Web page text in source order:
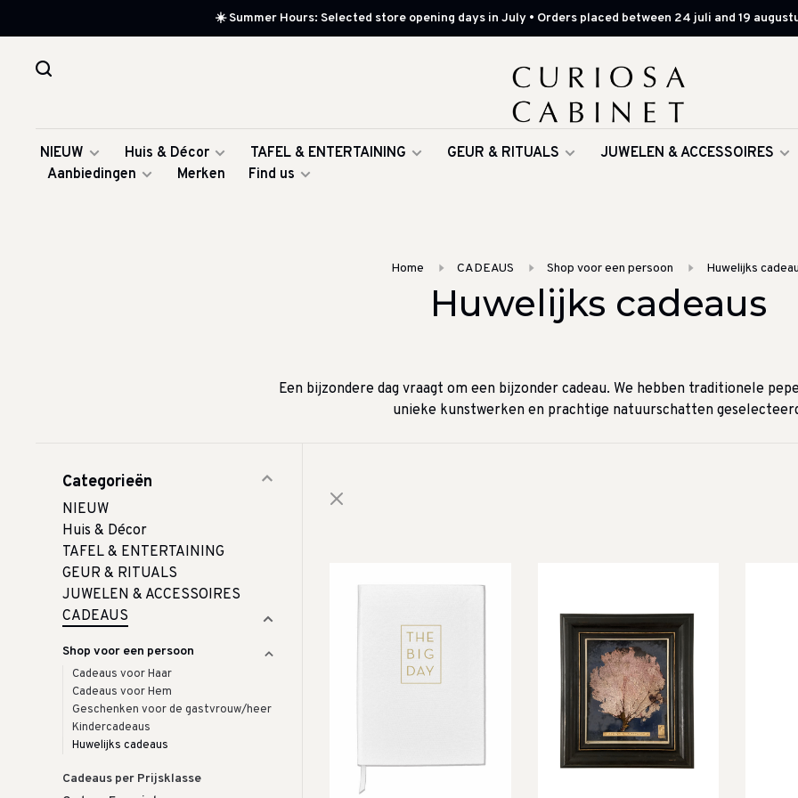
☀️ Summer Hours: Selected store opening days in July • Orders placed between 24 juli and 19
NIEUW Huis & Décor TAFEL & ENTERTAINING GEUR & RITUALS
JUWELEN & ACCESSOIRES
Aanbiedingen
Merken Find us
Home CADEAUS Shop voor een persoon Huwelijks
Huwelijks cadeaus
Een bijzondere dag vraagt om een bijzonder cadeau. We hebben traditionele
unieke kunstwerken en prachtige natuurschatten
Categorieën
NIEUW
Huis & Décor
TAFEL & ENTERTAINING
GEUR & RITUALS
JUWELEN & ACCESSOIRES
CADEAUS
Shop voor een persoon
Cadeaus voor Haar
Cadeaus voor Hem
Geschenken voor de gastvrouw/heer
Kindercadeaus
Huwelijks cadeaus
Cadeaus per Prijsklasse